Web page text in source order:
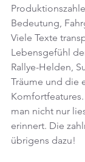
Bedeutung,
Viele Texte
Lebensgefühl
Rallye-Helden,
Träume und die
man nicht nur
erinnert. Die
übrigens dazu!